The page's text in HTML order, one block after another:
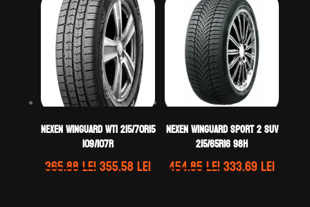
fost:
715.58 lei.
491.26 lei.
Nexen WINGUARD WT1 215/70R15
109/107R
365.88leiPrețul
355.58leiPrețul
Nexen WINGUARD SPORT 2 SUV
215/65R16 98H
454.85leiPrețul
333.69leiPrețul